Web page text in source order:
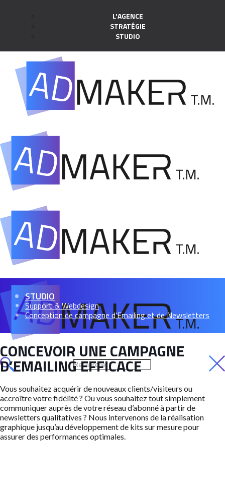
L'AGENCE
STRATÉGIE
STUDIO
STUDIO
Support & Webdesign
Conception de campagne d’Emailing et de Newsletters
CONCEVOIR UNE CAMPAGNE
D’EMAILING EFFICACE
Vous souhaitez acquérir de nouveaux clients/visiteurs ou
accroître votre fidélité ? Ou vous souhaitez tout simplement
communiquer auprès de votre réseau d’abonné à partir de
newsletters qualitatives ? Nous intervenons de la réalisation
graphique jusqu’au développement de kits sur mesure pour
assurer des performances optimales.